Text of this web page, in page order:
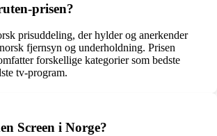
prisen?
prisuddeling, der hylder og anerkender
fjernsyn og underholdning. Prisen
forskellige kategorier som bedste
tv-program.
Screen i Norge?